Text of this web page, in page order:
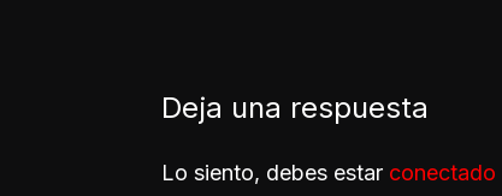
Deja una respuesta
Lo siento, debes estar conectado